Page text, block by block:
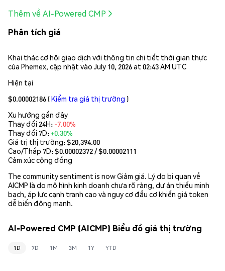
Thêm về AI-Powered CMP
Phân tích giá
Khai thác cơ hội giao dịch với thông tin chi tiết thời gian thực
của Phemex, cập nhật vào July 10, 2026 at 02:43 AM UTC
Hiện tại
$0.00002186 (Kiểm tra giá thị trường )
Xu hướng gần đây
Thay đổi 24H: -7.00%
Thay đổi 7D:+0.30%
Giá trị thị trường:$20,394.00
Cao/Thấp 7D: $0.00002372/ $0.00002111
Cảm xúc cộng đồng
The community sentiment is now Giảm giá. Lý do bi quan về
AICMP là do mô hình kinh doanh chưa rõ ràng, dự án thiếu minh
bạch, áp lực cạnh tranh cao và nguy cơ đầu cơ khiến giá token
dễ biến động mạnh.
AI-Powered CMP (AICMP) Biểu đồ giá thị trường
1D 7D 1M 3M 1Y YTD